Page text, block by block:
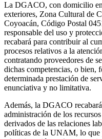
La DGACO, con domicilio
exteriores, Zona Cultural de
Coyoacán, Código Postal
responsable del uso y
recabará para contribuir al
procesos relativos a la
contratando proveedores de
dichas competencias, o bien,
determinada prestación de
enunciativa y no limitativa.
Además, la DGACO recabará
administración de los
derivados de las relaciones
políticas de la UNAM, lo que